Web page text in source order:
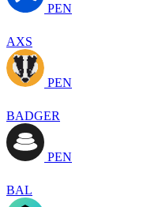
PEN
AXS
PEN
BADGER
PEN
BAL